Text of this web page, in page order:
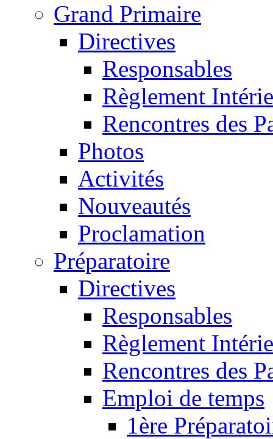
Grand Primaire
Directives
Responsables
Règlement
Rencontres des
Photos
Activités
Nouveautés
Proclamation
Préparatoire
Directives
Responsables
Règlement
Rencontres des
Emploi de temps
1ère